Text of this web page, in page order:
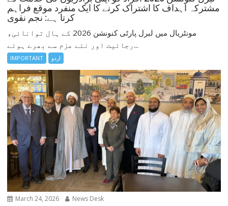
مشترکہ اہداف کا اشتراک کرنے کا ایک منفرد موقع فراہم
کرتا ہے: نجم نقوی
مونٹریال میں لبرل پارٹی کنونشن 2026 کے ہال توانائی،
رجائیت اور نئے عزم سے بھرے ہوئے...
IMPORTANT اردو
March 24, 2026 News Desk